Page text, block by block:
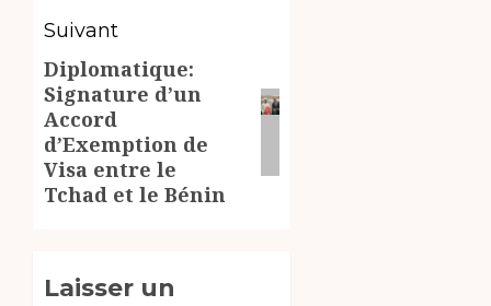
Suivant
Article
suivant:
Diplomatique:
Signature d’un
Accord
d’Exemption de
Visa entre le
Tchad et le Bénin
Laisser un